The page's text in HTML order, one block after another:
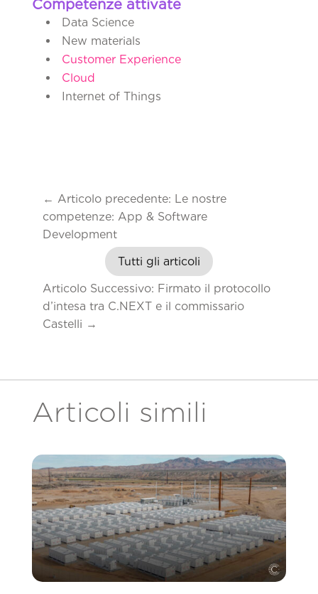
Competenze attivate
Data Science
New materials
Customer Experience
Cloud
Internet of Things
← Articolo precedente: Le nostre
competenze: App & Software
Development
Tutti gli articoli
Articolo Successivo: Firmato il protocollo
d’intesa tra C.NEXT e il commissario
Castelli →
Articoli simili